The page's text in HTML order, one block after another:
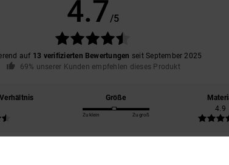
4.7 /5
auf 13 verifizierten Bewertungen seit September 2025
69% unserer Kunden empfehlen dieses Produkt
Größe
Zu klein Zu groß
4.9